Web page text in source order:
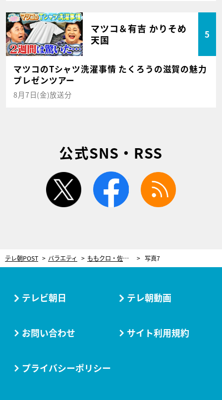
マツコ＆有吉 かりそめ
天国
5
マツコのTシャツ洗濯事情 たくろうの滋賀の魅力
プレゼンツアー
8月7日(金)放送分
公式SNS・RSS
twitter facebook
テレ朝POST バラエティ ももクロ・佐々木彩夏、超絶ぶりっ子であざとい演技に一同仰天！ 写真7
テレビ朝日 テレ朝動画
お問い合わせ サイト利用規約
プライバシーポリシー